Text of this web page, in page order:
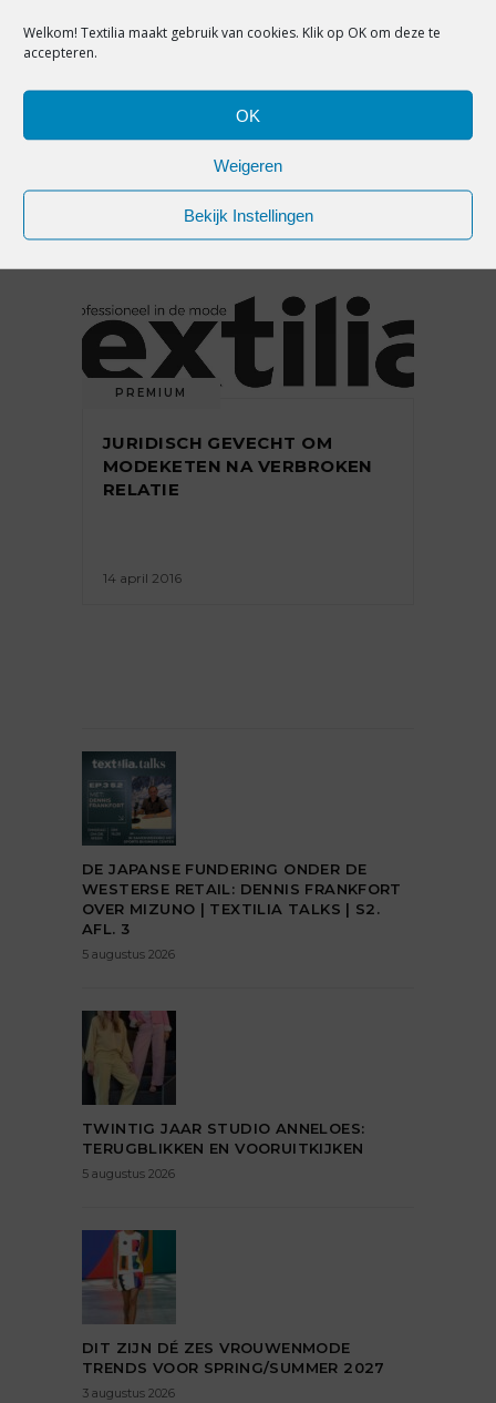
Welkom! Textilia maakt gebruik van cookies. Klik op OK om deze te
accepteren.
OK
Weigeren
Bekijk Instellingen
PREMIUM
HET RECHTBANKVONNIS DAT
BAANBREKEND IS VOOR DE
MODEBRANCHE [ANALYSE]
23 december 2016
PREMIUM
JURIDISCH GEVECHT OM
MODEKETEN NA VERBROKEN
RELATIE
14 april 2016
DE JAPANSE FUNDERING ONDER DE
WESTERSE RETAIL: DENNIS FRANKFORT
OVER MIZUNO | TEXTILIA TALKS | S2.
AFL. 3
5 augustus 2026
TWINTIG JAAR STUDIO ANNELOES:
TERUGBLIKKEN EN VOORUITKIJKEN
5 augustus 2026
DIT ZIJN DÉ ZES VROUWENMODE
TRENDS VOOR SPRING/SUMMER 2027
3 augustus 2026